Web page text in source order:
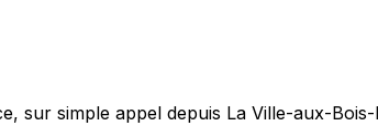
sur simple appel depuis La Ville-aux-